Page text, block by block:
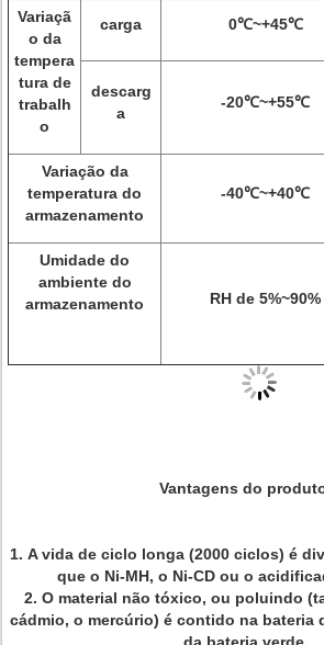
Variaçã
o da
tempera
tura de
trabalh
o
carga 0℃~+45℃
descarg
a
-20℃~+55℃
Variação da
temperatura do
armazenamento
-40℃~+40℃
Umidade do
ambiente do
armazenamento
RH de 5%~90%
Vantagens do
1. A vida de ciclo longa (2000 ciclos) é
que o Ni-MH, o Ni-CD ou o
2. O material não tóxico, ou poluindo
cádmio, o mercúrio) é contido na bateria